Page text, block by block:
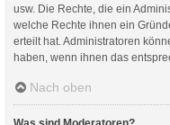
usw. Die Rechte, die ein
welche Rechte ihnen ein
erteilt hat. Administratoren
haben, wenn ihnen das
Nach oben